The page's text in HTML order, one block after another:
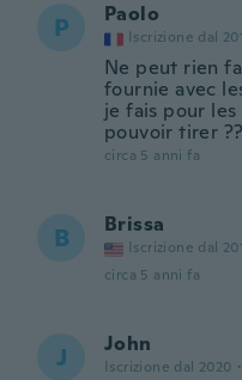
P Paolo
Iscrizione dal
Ne peut rien
fournie avec
je fais pour
pouvoir tirer
circa 5 anni fa
B Brissa
Iscrizione dal
circa 5 anni fa
J John
Iscrizione dal 2020 ·